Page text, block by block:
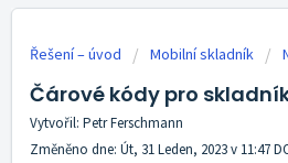
Řešení – úvod Mobilní skladník
Čárové kódy pro
Vytvořil: Petr Ferschmann
Změněno dne: Út, 31 Leden, 2023 v 11:47